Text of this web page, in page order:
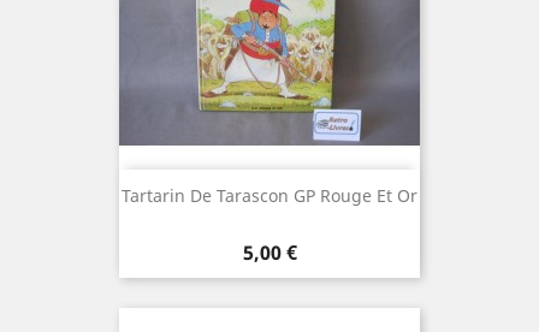
Tartarin De Tarascon GP Rouge Et Or
Prix
5,00 €